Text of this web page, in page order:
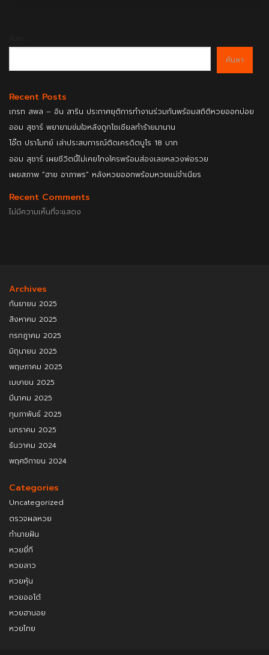
ค้นหา
Recent Posts
เกรท สพล – อิน สาริน ประกาศยุติการทำงานร่วมกันพร้อมสถิติหวยออกบ่อย
ออม สุชาร์ พยายามข่มใจหลังถูกโซเชียลทำร้ายมานาน
โอ๊ต ปราโมทย์ เล่าประสบการณ์ติดเครดิตบูโร 18 บาท
ออม สุชาร์ เผยชีวิตนี้ไม่เคยโกงใครพร้อมส่องเลขหลวงพ่อรวย
เผยสภาพ “ฮาย อาภาพร” หลังหวยออกพร้อมหวยแม่จำเนียร
Recent Comments
ไม่มีความเห็นที่จะแสดง
Archives
กันยายน 2025
สิงหาคม 2025
กรกฎาคม 2025
มิถุนายน 2025
พฤษภาคม 2025
เมษายน 2025
มีนาคม 2025
กุมภาพันธ์ 2025
มกราคม 2025
ธันวาคม 2024
พฤศจิกายน 2024
Categories
Uncategorized
ตรวจผลหวย
ทำนายฝัน
หวยยี่กี
หวยลาว
หวยหุ้น
หวยออโต้
หวยฮานอย
หวยไทย